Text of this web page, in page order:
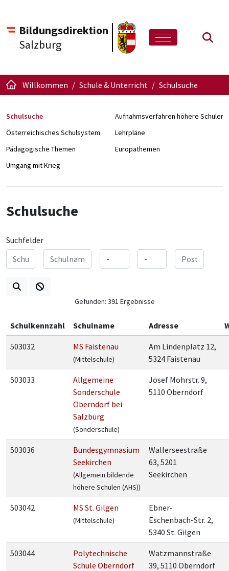
Bildungsdirektion
Salzburg
Willkommen Schule & Unterricht Schulsuche
Schulsuche
Aufnahmsverfahren höhere Schulen
Österreichisches Schulsystem
Lehrpläne
Pädagogische Themen
Europathemen
Umgang mit Krieg
Schulsuche
Suchfelder
Gefunden: 391 Ergebnisse
Schulkennzahl Schulname Adresse
503032 MS Faistenau
(Mittelschule)
Am Lindenplatz 12,
5324 Faistenau
503033
Allgemeine
Sonderschule
Oberndorf bei
Salzburg
(Sonderschule)
Josef Mohrstr. 9,
5110 Oberndorf
503036
Bundesgymnasium
Seekirchen
(Allgemein bildende
höhere Schulen (AHS))
Wallerseestraße
63, 5201
Seekirchen
503042 MS St. Gilgen
(Mittelschule)
Ebner-
Eschenbach-Str. 2,
5340 St. Gilgen
503044
Polytechnische
Schule Oberndorf
Watzmannstraße
39, 5110 Oberndorf